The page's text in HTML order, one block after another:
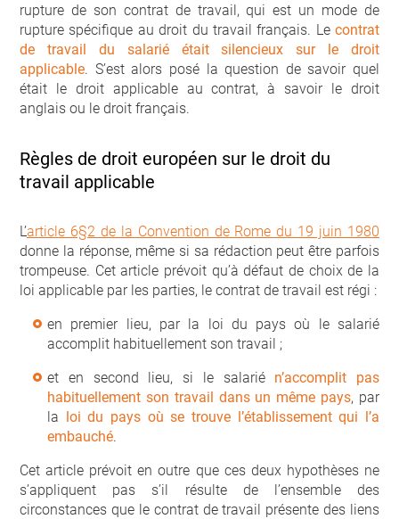
rupture de son contrat de travail, qui est un mode de
rupture spécifique au droit du travail français. Le contrat
de travail du salarié était silencieux sur le droit
applicable. S’est alors posé la question de savoir quel
était le droit applicable au contrat, à savoir le droit
anglais ou le droit français.
Règles de droit européen sur le droit du
travail applicable
L’article 6§2 de la Convention de Rome du 19 juin 1980
donne la réponse, même si sa rédaction peut être parfois
trompeuse. Cet article prévoit qu’à défaut de choix de la
loi applicable par les parties, le contrat de travail est régi :
en premier lieu, par la loi du pays où le salarié
accomplit habituellement son travail ;
et en second lieu, si le salarié n’accomplit pas
habituellement son travail dans un même pays, par
la loi du pays où se trouve l’établissement qui l’a
embauché.
Cet article prévoit en outre que ces deux hypothèses ne
s’appliquent pas s’il résulte de l’ensemble des
circonstances que le contrat de travail présente des liens